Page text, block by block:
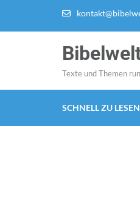
Texte und Themen
SCHNELL ZU LESEN